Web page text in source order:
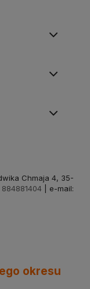
Chmaja 4, 35-
884881404 | e-mail:
okresu